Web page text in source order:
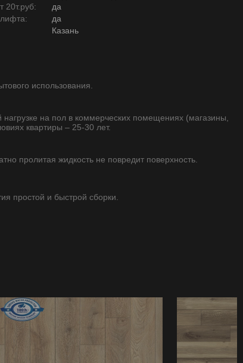
20т.руб:
да
да
Казань
использования.
нагрузке на пол в коммерческих помещениях (магазины,
квартиры – 25-30 лет.
пролитая жидкость не повредит поверхность.
простой и быстрой сборки.